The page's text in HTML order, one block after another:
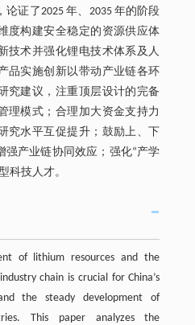
证了2025 年、2035 年的阶段
度构建安全稳定的资源供应体
技术并强化锂电技术体系及人
品实施创新以带动产业链各环
究建议，注重顶层设计的完备
理模式；合理加大资金支持力
究水平互促提升；鼓励上、下
强产业链协同效应；强化“产学
科技人才。
of lithium resources and the
chain is crucial for China’s
the steady development of
This paper analyzes the